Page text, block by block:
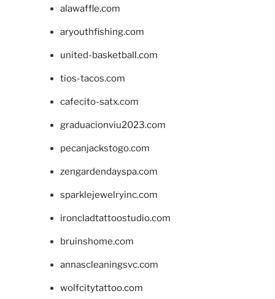
alawaffle.com
aryouthfishing.com
united-basketball.com
tios-tacos.com
cafecito-satx.com
graduacionviu2023.com
pecanjackstogo.com
zengardendayspa.com
sparklejewelryinc.com
ironcladtattoostudio.com
bruinshome.com
annascleaningsvc.com
wolfcitytattoo.com